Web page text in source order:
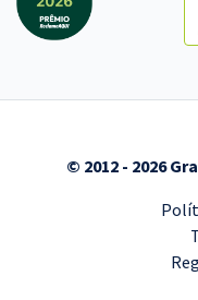
© 2012 - 2026